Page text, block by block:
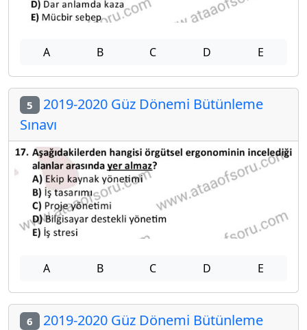
A B C D E
5 2019-2020 Güz Dönemi Bütünleme
Sınavı
A B C D E
6 2019-2020 Güz Dönemi Bütünleme